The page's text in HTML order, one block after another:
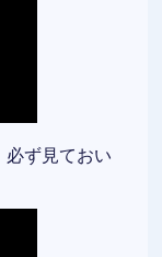
必ず見ておい